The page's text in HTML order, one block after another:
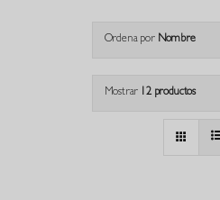
Ordena por Nombre
Mostrar 12 productos